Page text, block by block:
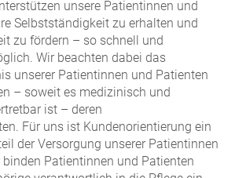
unsere Patientinnen und
Selbstständigkeit zu erhalten und
zu fördern – so schnell und
Wir beachten dabei das
unserer Patientinnen und Patienten
– soweit es medizinisch und
ist – deren
Für uns ist Kundenorientierung ein
der Versorgung unserer Patientinnen
Patientinnen und Patienten